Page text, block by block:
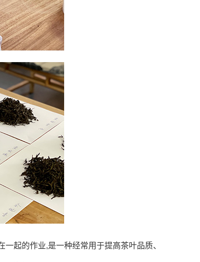
起的作业,是一种经常用于提高茶叶品质、